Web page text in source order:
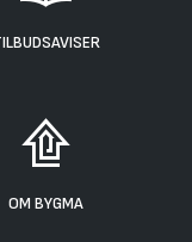
OM BYGMA